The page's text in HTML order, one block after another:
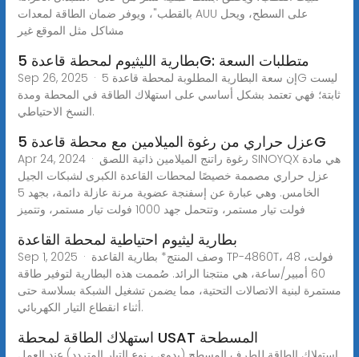
بالقطب"، ويوفر ضمان الطاقة لمعدات AUU على السطح، ويحل
مشاكل مثل الموقع غير
بطارية الليثيوم لمحطة قاعدة 5G: متطلبات السعة
Sep 26, 2025 · إن سعة البطارية المطلوبة لمحطة قاعدة 5G ليست
ثابتة؛ فهي تعتمد بشكل أساسي على استهلاك الطاقة في المحطة ومدة
النسخ الاحتياطي.
عزل حراري من رغوة الميلامين مع محطة قاعدة 5G
Apr 24, 2024 · رغوة راتنج الميلامين ذاتية اللصق SINOYQX هي مادة
عزل حراري مصممة خصيصًا لمحطات القاعدة الكبرى لشبكات الجيل
الخامس. وهي عبارة عن إسفنجة عضوية مرنة عازلة دائمة، بجهد 5
فولت تيار مستمر، وتتحمل جهد 1000 فولت تيار مستمر، وتتميز
بطارية ليثيوم احتياطية لمحطة القاعدة
Sep 1, 2025 · وصف المنتج* بطارية القاعدة TP-4860T، 48 فولت،
60 أمبير/ساعة، هي منتجنا الرائد. صُممت هذه البطارية لتوفير طاقة
مستمرة لبنية الاتصالات التحتية، مما يضمن تشغيل الشبكة بسلاسة حتى
أثناء انقطاع التيار الكهربائي.
استهلاك الطاقة لمحطة USAT المسطحة